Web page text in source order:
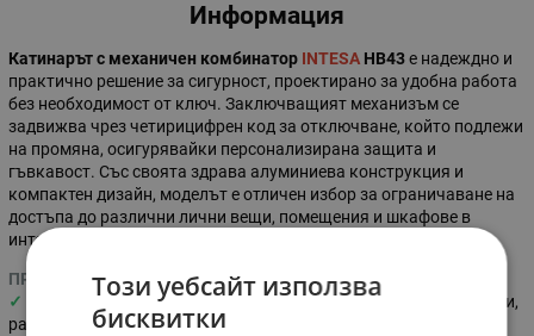
Информация
Катинарът с механичен комбинатор INTESA HB43е надеждно и
практично решение за сигурност, проектирано за удобна работа
без необходимост от ключ. Заключващият механизъм се
задвижва чрез четирицифрен код за отключване, който подлежи
на промяна, осигурявайки персонализирана защита и
гъвкавост. Със своята здрава алуминиева конструкция и
компактен дизайн, моделът е отличен избор за ограничаване на
достъпа до различни лични вещи, помещения и шкафове в
интериорна и екстериорна среда.
ПРИЛОЖЕНИЕ
✓
Подходящ за заключване на шкафчета, кутии за инструменти,
раници и чанти.
Този уебсайт използва
бисквитки